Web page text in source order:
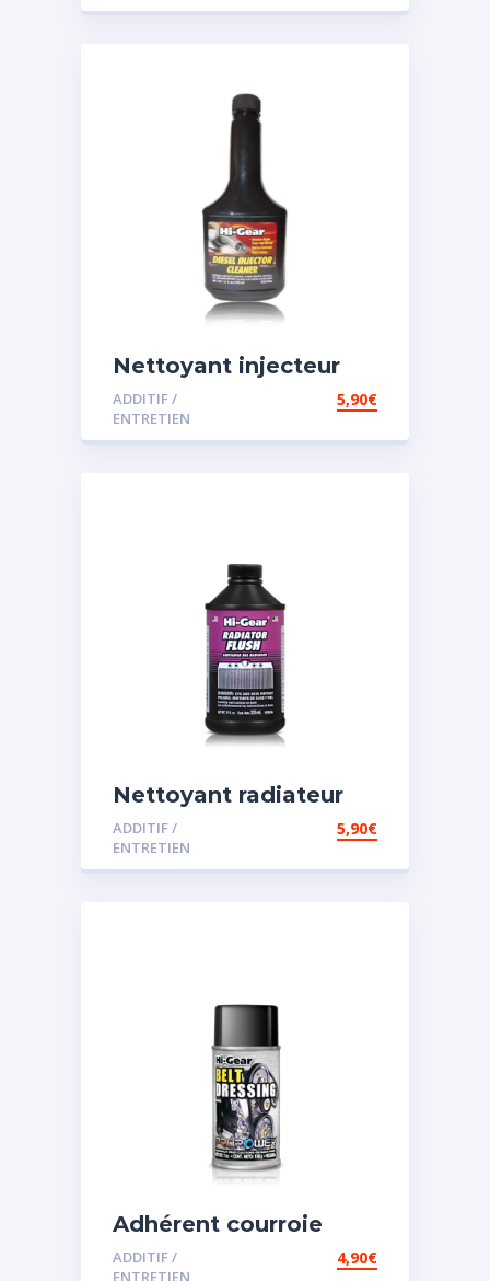
Nettoyant injecteur
diesel
ADDITIF /
ENTRETIEN
5,90€
Nettoyant radiateur
ADDITIF /
ENTRETIEN
5,90€
Adhérent courroie
ADDITIF /
ENTRETIEN
4,90€